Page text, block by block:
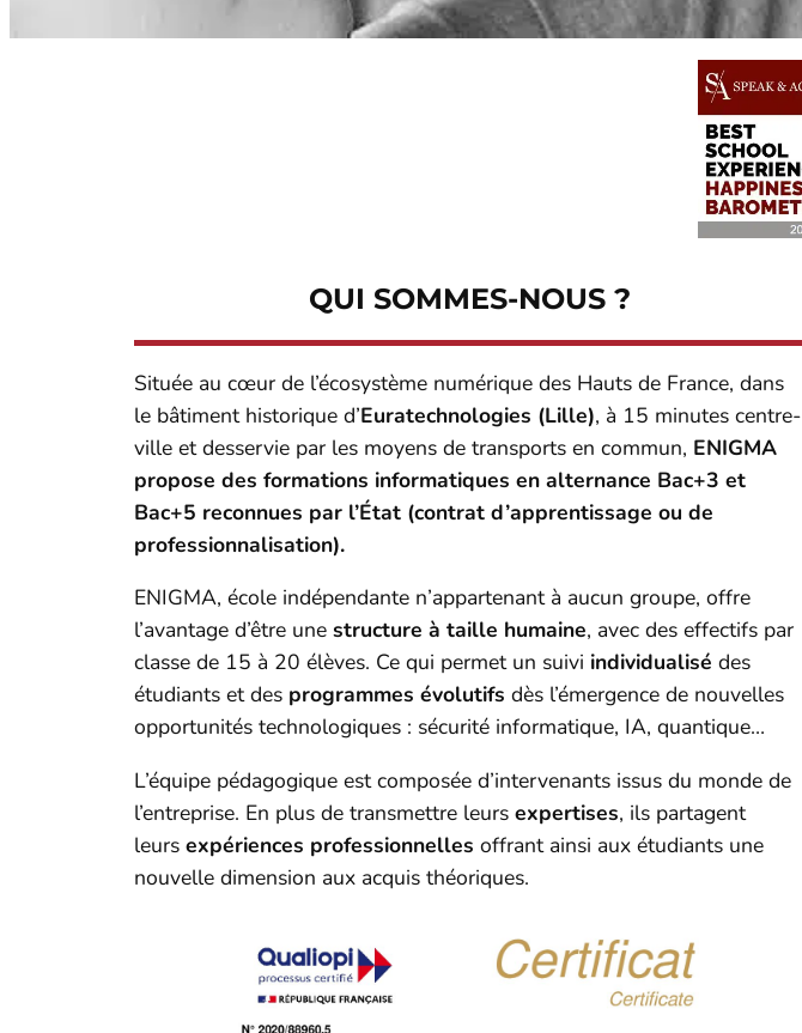
QUI SOMMES-NOUS ?
Située au cœur de l’écosystème numérique des Hauts de France, dans
le bâtiment historique d’Euratechnologies (Lille), à 15 minutes centre-
ville et desservie par les moyens de transports en commun, ENIGMA
propose des formations informatiques en alternance Bac+3 et
Bac+5 reconnues par l’État (contrat d’apprentissage ou de
professionnalisation).
ENIGMA, école indépendante n’appartenant à aucun groupe, offre
l’avantage d’être une structure à taille humaine, avec des effectifs par
classe de 15 à 20 élèves. Ce qui permet un suivi individualisé des
étudiants et des programmes évolutifs dès l’émergence de nouvelles
opportunités technologiques : sécurité informatique, IA, quantique…
L’équipe pédagogique est composée d’intervenants issus du monde de
l’entreprise. En plus de transmettre leurs expertises, ils partagent
leurs expériences professionnelles offrant ainsi aux étudiants une
nouvelle dimension aux acquis théoriques.